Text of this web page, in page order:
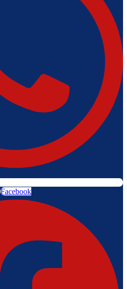
Facebook